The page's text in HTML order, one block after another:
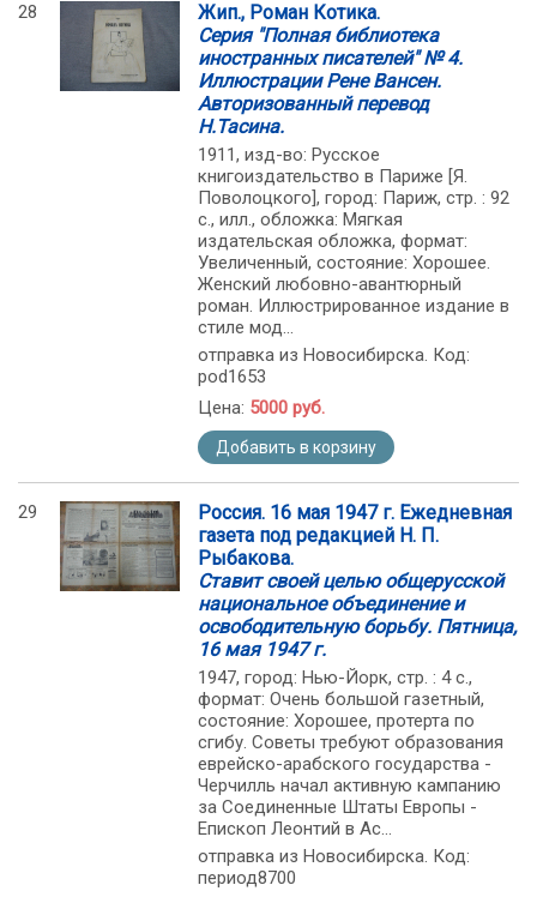
28
Жип., Роман Котика.
Серия "Полная библиотека
иностранных писателей" № 4.
Иллюстрации Рене Вансен.
Авторизованный перевод
Н.Тасина.
1911, изд-во: Русское
книгоиздательство в Париже [Я.
Поволоцкого], город: Париж, стр. : 92
с., илл., обложка: Мягкая
издательская обложка, формат:
Увеличенный, состояние: Хорошее.
Женский любовно-авантюрный
роман. Иллюстрированное издание в
стиле мод...
отправка из Новосибирска. Код:
pod1653
Цена: 5000 руб.
Добавить в корзину
29
Россия. 16 мая 1947 г. Ежедневная
газета под редакцией Н. П.
Рыбакова.
Ставит своей целью общерусской
национальное объединение и
освободительную борьбу. Пятница,
16 мая 1947 г.
1947, город: Нью-Йорк, стр. : 4 с.,
формат: Очень большой газетный,
состояние: Хорошее, протерта по
сгибу. Советы требуют образования
еврейско-арабского государства -
Черчилль начал активную кампанию
за Соединенные Штаты Европы -
Епископ Леонтий в Ас...
отправка из Новосибирска. Код:
период8700